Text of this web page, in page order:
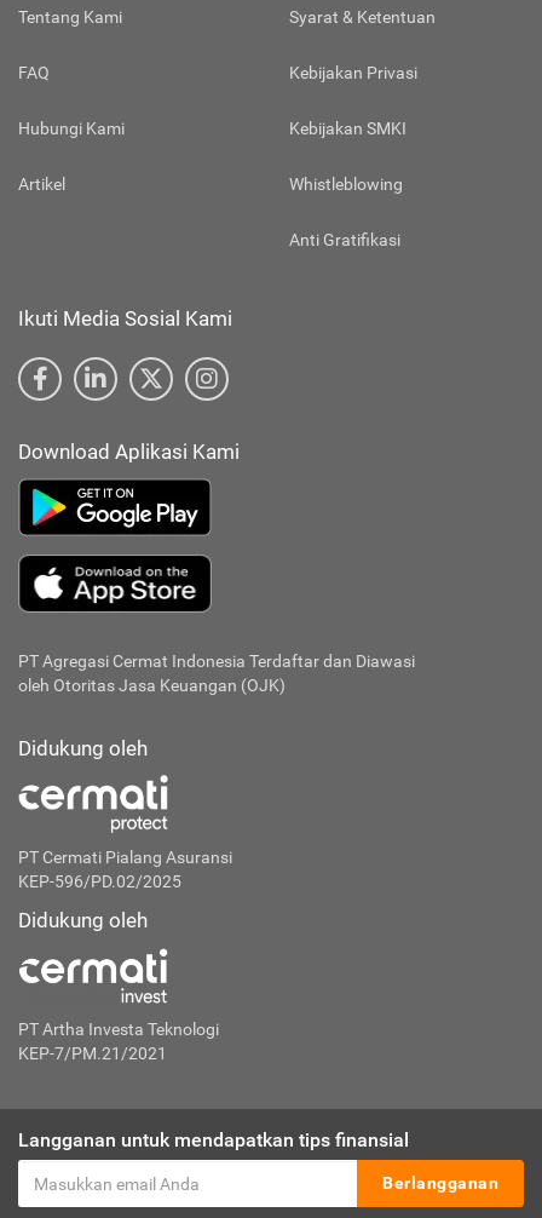
Tentang Kami
FAQ
Hubungi Kami
Artikel
Syarat & Ketentuan
Kebijakan Privasi
Kebijakan SMKI
Whistleblowing
Anti Gratifikasi
Ikuti Media Sosial Kami
Download Aplikasi Kami
PT Agregasi Cermat Indonesia Terdaftar dan Diawasi
oleh Otoritas Jasa Keuangan (OJK)
Didukung oleh
PT Cermati Pialang Asuransi
KEP-596/PD.02/2025
Didukung oleh
PT Artha Investa Teknologi
KEP-7/PM.21/2021
Langganan untuk mendapatkan tips finansial
Berlangganan